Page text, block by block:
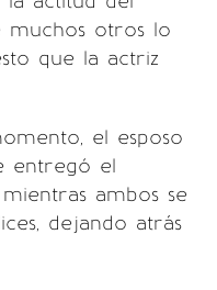
muchos otros lo
que la actriz
el esposo
entregó el
mientras ambos se
dejando atrás